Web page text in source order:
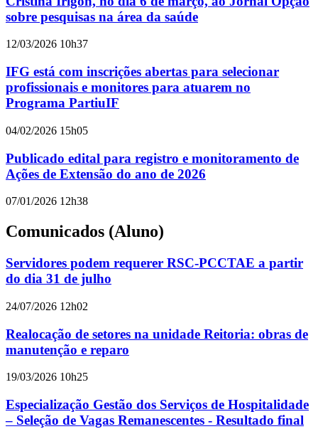
sobre pesquisas na área da saúde
12/03/2026 10h37
IFG está com inscrições abertas para selecionar
profissionais e monitores para atuarem no
Programa PartiuIF
04/02/2026 15h05
Publicado edital para registro e monitoramento de
Ações de Extensão do ano de 2026
07/01/2026 12h38
Comunicados (Aluno)
Servidores podem requerer RSC-PCCTAE a partir
do dia 31 de julho
24/07/2026 12h02
Realocação de setores na unidade Reitoria: obras de
manutenção e reparo
19/03/2026 10h25
Especialização Gestão dos Serviços de Hospitalidade
– Seleção de Vagas Remanescentes - Resultado final